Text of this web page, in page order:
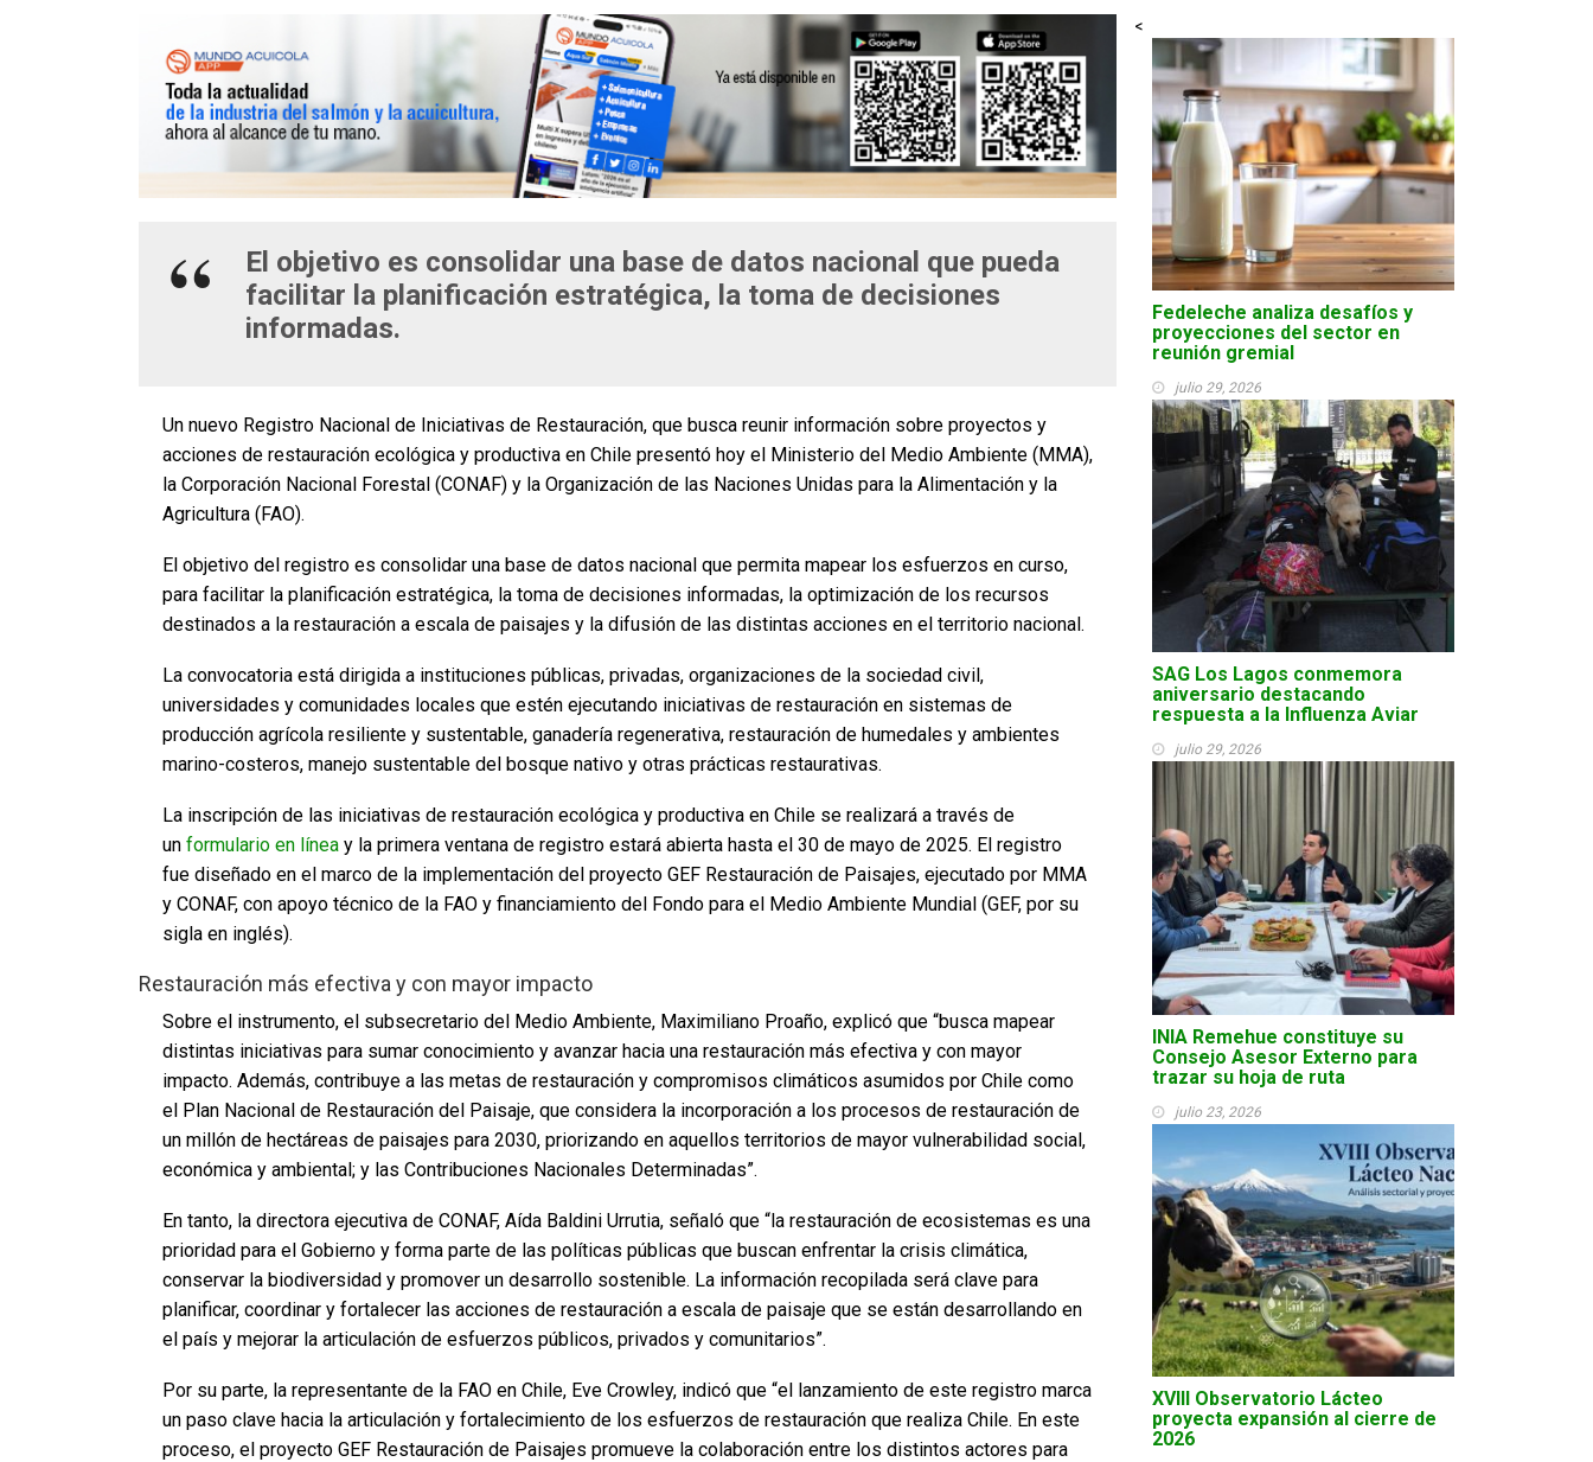
El objetivo es consolidar una base de datos nacional que pueda
facilitar la planificación estratégica, la toma de decisiones
informadas.
Un nuevo Registro Nacional de Iniciativas de Restauración, que busca reunir información sobre proyectos y
acciones de restauración ecológica y productiva en Chile presentó hoy el Ministerio del Medio Ambiente (MMA),
la Corporación Nacional Forestal (CONAF) y la Organización de las Naciones Unidas para la Alimentación y la
Agricultura (FAO).
El objetivo del registro es consolidar una base de datos nacional que permita mapear los esfuerzos en curso,
para facilitar la planificación estratégica, la toma de decisiones informadas, la optimización de los recursos
destinados a la restauración a escala de paisajes y la difusión de las distintas acciones en el territorio nacional.
La convocatoria está dirigida a instituciones públicas, privadas, organizaciones de la sociedad civil,
universidades y comunidades locales que estén ejecutando iniciativas de restauración en sistemas de
producción agrícola resiliente y sustentable, ganadería regenerativa, restauración de humedales y ambientes
marino-costeros, manejo sustentable del bosque nativo y otras prácticas restaurativas.
La inscripción de las iniciativas de restauración ecológica y productiva en Chile se realizará a través de
un formulario en línea y la primera ventana de registro estará abierta hasta el 30 de mayo de 2025. El registro
fue diseñado en el marco de la implementación del proyecto GEF Restauración de Paisajes, ejecutado por MMA
y CONAF, con apoyo técnico de la FAO y financiamiento del Fondo para el Medio Ambiente Mundial (GEF, por su
sigla en inglés).
Restauración más efectiva y con mayor impacto
Sobre el instrumento, el subsecretario del Medio Ambiente, Maximiliano Proaño, explicó que “busca mapear
distintas iniciativas para sumar conocimiento y avanzar hacia una restauración más efectiva y con mayor
impacto. Además, contribuye a las metas de restauración y compromisos climáticos asumidos por Chile como
el Plan Nacional de Restauración del Paisaje, que considera la incorporación a los procesos de restauración de
un millón de hectáreas de paisajes para 2030, priorizando en aquellos territorios de mayor vulnerabilidad social,
económica y ambiental; y las Contribuciones Nacionales Determinadas”.
En tanto, la directora ejecutiva de CONAF, Aída Baldini Urrutia, señaló que “la restauración de ecosistemas es una
prioridad para el Gobierno y forma parte de las políticas públicas que buscan enfrentar la crisis climática,
conservar la biodiversidad y promover un desarrollo sostenible. La información recopilada será clave para
planificar, coordinar y fortalecer las acciones de restauración a escala de paisaje que se están desarrollando en
el país y mejorar la articulación de esfuerzos públicos, privados y comunitarios”.
Por su parte, la representante de la FAO en Chile, Eve Crowley, indicó que “el lanzamiento de este registro marca
un paso clave hacia la articulación y fortalecimiento de los esfuerzos de restauración que realiza Chile. En este
proceso, el proyecto GEF Restauración de Paisajes promueve la colaboración entre los distintos actores para
<
Fedeleche analiza desafíos y
proyecciones del sector en
reunión gremial
julio 29, 2026
SAG Los Lagos conmemora
aniversario destacando
respuesta a la Influenza Aviar
julio 29, 2026
INIA Remehue constituye su
Consejo Asesor Externo para
trazar su hoja de ruta
julio 23, 2026
XVIII Observatorio Lácteo
proyecta expansión al cierre de
2026